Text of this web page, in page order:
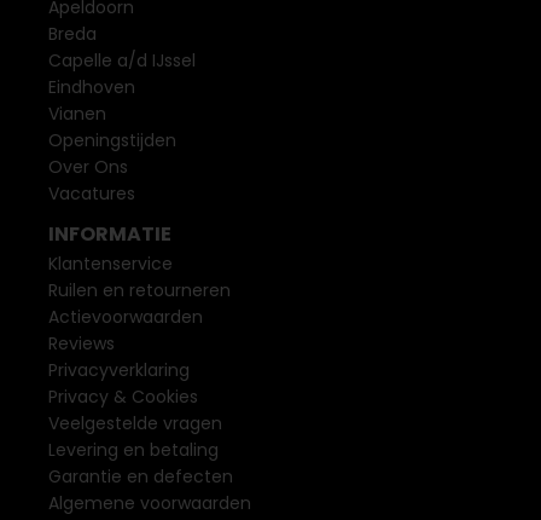
Apeldoorn
Breda
Capelle a/d IJssel
Eindhoven
Vianen
Openingstijden
Over Ons
Vacatures
INFORMATIE
Klantenservice
Ruilen en retourneren
Actievoorwaarden
Reviews
Privacyverklaring
Privacy & Cookies
Veelgestelde vragen
Levering en betaling
Garantie en defecten
Algemene voorwaarden